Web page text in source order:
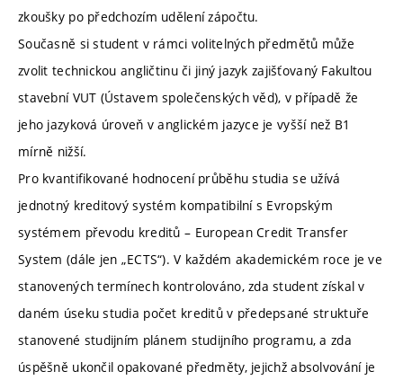
zkoušky po předchozím udělení zápočtu.
Současně si student v rámci volitelných předmětů může
zvolit technickou angličtinu či jiný jazyk zajišťovaný Fakultou
stavební VUT (Ústavem společenských věd), v případě že
jeho jazyková úroveň v anglickém jazyce je vyšší než B1
mírně nižší.
Pro kvantifikované hodnocení průběhu studia se užívá
jednotný kreditový systém kompatibilní s Evropským
systémem převodu kreditů – European Credit Transfer
System (dále jen „ECTS“). V každém akademickém roce je ve
stanovených termínech kontrolováno, zda student získal v
daném úseku studia počet kreditů v předepsané struktuře
stanovené studijním plánem studijního programu, a zda
úspěšně ukončil opakované předměty, jejichž absolvování je